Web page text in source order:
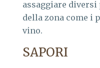
assaggiare
della zona come i
vino.
SAPORI